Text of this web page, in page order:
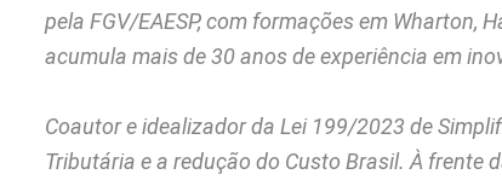
pela FGV/EAESP, com formações em Wharton,
acumula mais de 30 anos de experiência em
Coautor e idealizador da Lei 199/2023 de
Tributária e a redução do Custo Brasil. À frente